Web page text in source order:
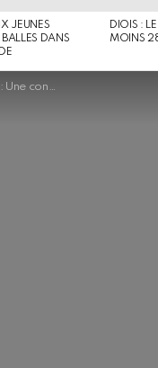
JEUNES
BALLES DANS
DIOIS :
MOINS
alcoolisée frappe un policier